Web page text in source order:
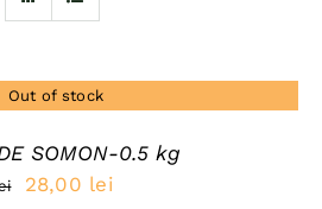
Out of stock
SOMON-0.5 kg
Prețul
28,00 lei